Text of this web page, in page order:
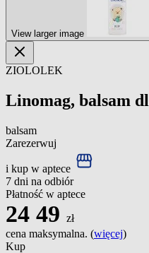
View larger image
ZIOLOLEK
Linomag, balsam
balsam
Zarezerwuj
i kup w aptece
7 dni na odbiór
Płatność w aptece
24 49 zł
cena maksymalna. (więcej)
Kup